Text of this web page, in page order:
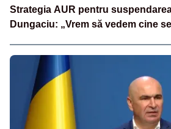
Strategia AUR pentru
Dungaciu: „Vrem să vedem cine